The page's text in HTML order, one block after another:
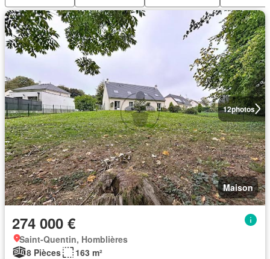
12photos
Maison
274 000 €
Saint-Quentin, Homblières
8 Pièces
163 m²